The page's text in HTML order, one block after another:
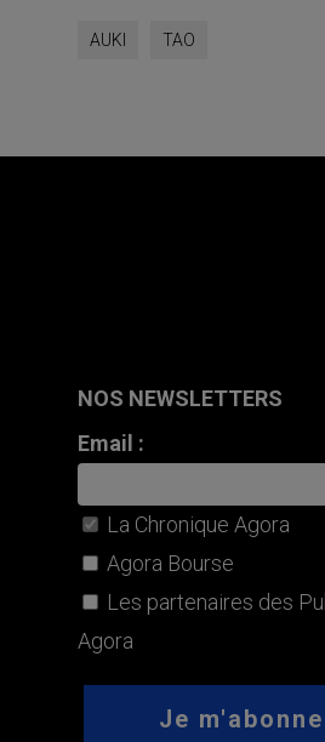
AUKI TAO
NOS NEWSLETTERS
Email :
La Chronique Agora
Agora Bourse
Les partenaires des
Agora